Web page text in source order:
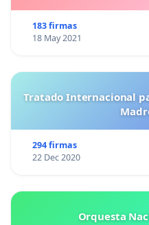
183 firmas
18 May 2021
Tratado Internacional
294 firmas
22 Dec 2020
Orquesta